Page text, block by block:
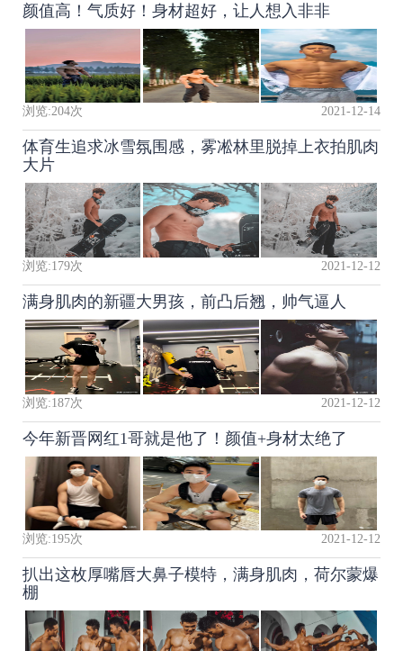
颜值高！气质好！身材超好，让人想入非非
浏览:204次 2021-12-14
体育生追求冰雪氛围感，雾凇林里脱掉上衣拍肌肉
大片
浏览:179次 2021-12-12
满身肌肉的新疆大男孩，前凸后翘，帅气逼人
浏览:187次 2021-12-12
今年新晋网红1哥就是他了！颜值+身材太绝了
浏览:195次 2021-12-12
扒出这枚厚嘴唇大鼻子模特，满身肌肉，荷尔蒙爆
棚